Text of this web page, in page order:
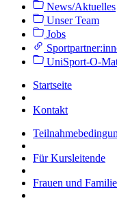
News/Aktuelles
Unser Team
Jobs
UniSport-O-
Startseite
Kontakt
Für Kursleitende
Frauen und Familie